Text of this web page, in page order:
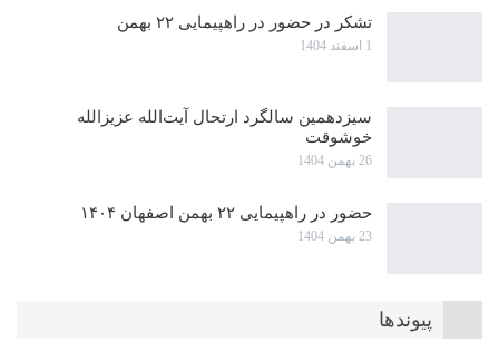
تشکر در حضور در راهپیمایی ۲۲ بهمن
1 اسفند 1404
سیزدهمین سالگرد ارتحال آیت‌الله عزیزالله
خوشوقت
26 بهمن 1404
حضور در راهپیمایی ۲۲ بهمن اصفهان ۱۴۰۴
23 بهمن 1404
پیوندها